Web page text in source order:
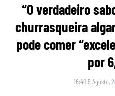
“O verdadeiro
churrasqueira
pode comer
por
16:40 5 Agosto,